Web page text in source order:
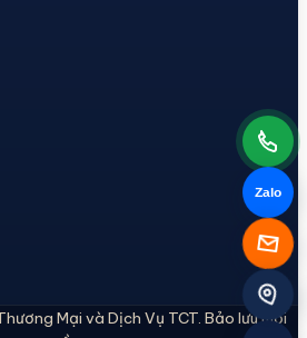
Mại và Dịch Vụ TCT. Bảo lưu mọi
Zalo